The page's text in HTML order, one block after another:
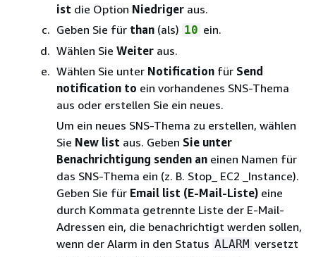
ist die Option Niedriger aus.
Geben Sie für than (als) 10 ein.
Wählen Sie Weiter aus.
Wählen Sie unter Notification für Send
notification to ein vorhandenes SNS-Thema
aus oder erstellen Sie ein neues.
Um ein neues SNS-Thema zu erstellen, wählen
Sie New list aus. Geben Sie unter
Benachrichtigung senden an einen Namen für
das SNS-Thema ein (z. B. Stop_ EC2 _Instance).
Geben Sie für Email list (E-Mail-Liste) eine
durch Kommata getrennte Liste der E-Mail-
Adressen ein, die benachrichtigt werden sollen,
wenn der Alarm in den Status ALARM versetzt